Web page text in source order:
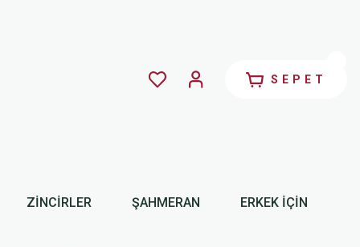
SEPET
ZİNCİRLER ŞAHMERAN ERKEK İÇİN